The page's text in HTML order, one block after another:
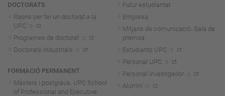
DOCTORATS
Raons per fer un doctorat a la
UPC
Programes de doctorat
Doctorats industrials
FORMACIÓ PERMANENT
Màsters i postgraus. UPC School
of Professional and Executive
Futur estudiantat
Empresa
Mitjans de comunicació. Sala de
premsa
Estudiants UPC
Personal UPC
Personal investigador
Alumni